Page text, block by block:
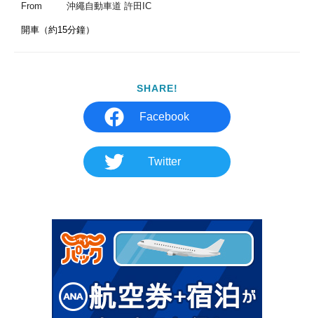
From 沖繩自動車道 許田IC
開車（約15分鐘）
SHARE!
Facebook
Twitter